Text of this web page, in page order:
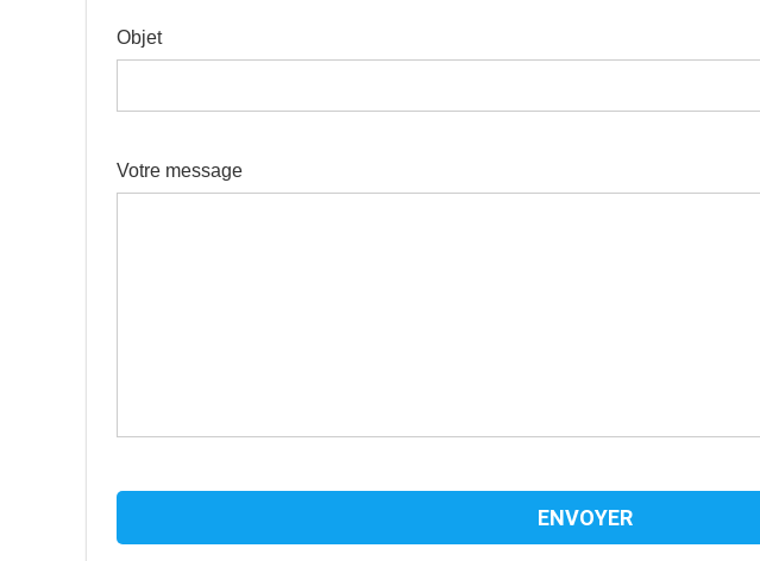
Objet
Votre message